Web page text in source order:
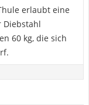
erlaubt eine
Diebstahl
60 kg, die sich